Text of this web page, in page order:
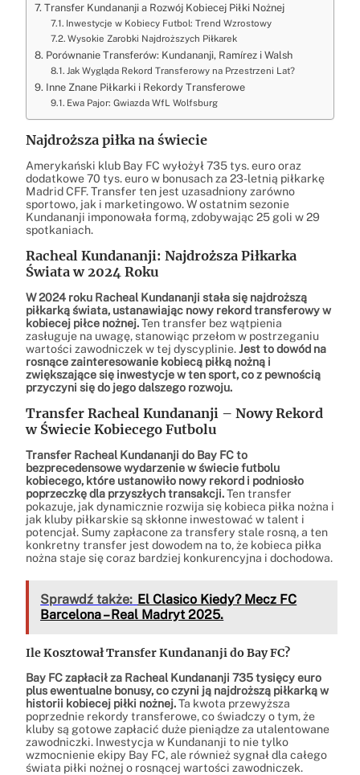
Transfer Kundananji a Rozwój Kobiecej Piłki Nożnej
Inwestycje w Kobiecy Futbol: Trend Wzrostowy
Wysokie Zarobki Najdroższych Piłkarek
Porównanie Transferów: Kundananji, Ramírez i Walsh
Jak Wygląda Rekord Transferowy na Przestrzeni Lat?
Inne Znane Piłkarki i Rekordy Transferowe
Ewa Pajor: Gwiazda WfL Wolfsburg
Najdroższa piłka na świecie
Amerykański klub Bay FC wyłożył 735 tys. euro oraz
dodatkowe 70 tys. euro w bonusach za 23-letnią piłkarkę
Madrid CFF. Transfer ten jest uzasadniony zarówno
sportowo, jak i marketingowo. W ostatnim sezonie
Kundananji imponowała formą, zdobywając 25 goli w 29
spotkaniach.
Racheal Kundananji: Najdroższa Piłkarka
Świata w 2024 Roku
W 2024 roku Racheal Kundananji stała się najdroższą
piłkarką świata, ustanawiając nowy rekord transferowy w
kobiecej piłce nożnej.Ten transfer bez wątpienia
zasługuje na uwagę, stanowiąc przełom w postrzeganiu
wartości zawodniczek w tej dyscyplinie.Jest to dowód na
rosnące zainteresowanie kobiecą piłką nożną i
zwiększające się inwestycje w ten sport, co z pewnością
przyczyni się do jego dalszego rozwoju.
Transfer Racheal Kundananji – Nowy Rekord
w Świecie Kobiecego Futbolu
Transfer Racheal Kundananji do Bay FC to
bezprecedensowe wydarzenie w świecie futbolu
kobiecego, które ustanowiło nowy rekord i podniosło
poprzeczkę dla przyszłych transakcji.Ten transfer
pokazuje, jak dynamicznie rozwija się kobieca piłka nożna i
jak kluby piłkarskie są skłonne inwestować w talent i
potencjał. Sumy zapłacone za transfery stale rosną, a ten
konkretny transfer jest dowodem na to, że kobieca piłka
nożna staje się coraz bardziej konkurencyjna i dochodowa.
Sprawdź także: El Clasico Kiedy? Mecz FC
Barcelona – Real Madryt 2025.
Ile Kosztował Transfer Kundananji do Bay FC?
Bay FC zapłacił za Racheal Kundananji 735 tysięcy euro
plus ewentualne bonusy, co czyni ją najdroższą piłkarką w
historii kobiecej piłki nożnej.Ta kwota przewyższa
poprzednie rekordy transferowe, co świadczy o tym, że
kluby są gotowe zapłacić duże pieniądze za utalentowane
zawodniczki. Inwestycja w Kundananji to nie tylko
wzmocnienie ekipy Bay FC, ale również sygnał dla całego
świata piłki nożnej o rosnącej wartości zawodniczek.